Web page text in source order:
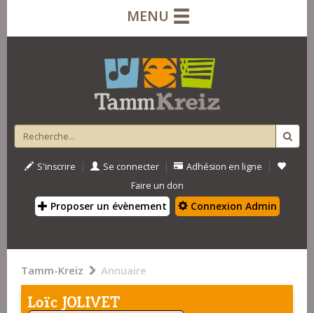
MENU
S'inscrire | Se connecter | Adhésion en ligne |
Faire un don
Proposer un évènement Connexion Admin
Tamm-Kreiz Annuaire
Loïc JOLIVET